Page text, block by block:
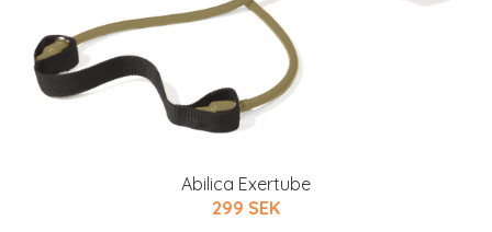
Abilica Exertube
299 SEK